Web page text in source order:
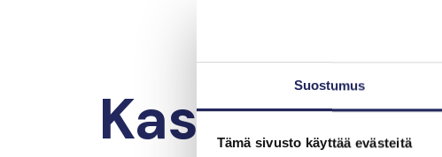
Suostumus
Tämä sivusto käyttää evästeitä
Kassa